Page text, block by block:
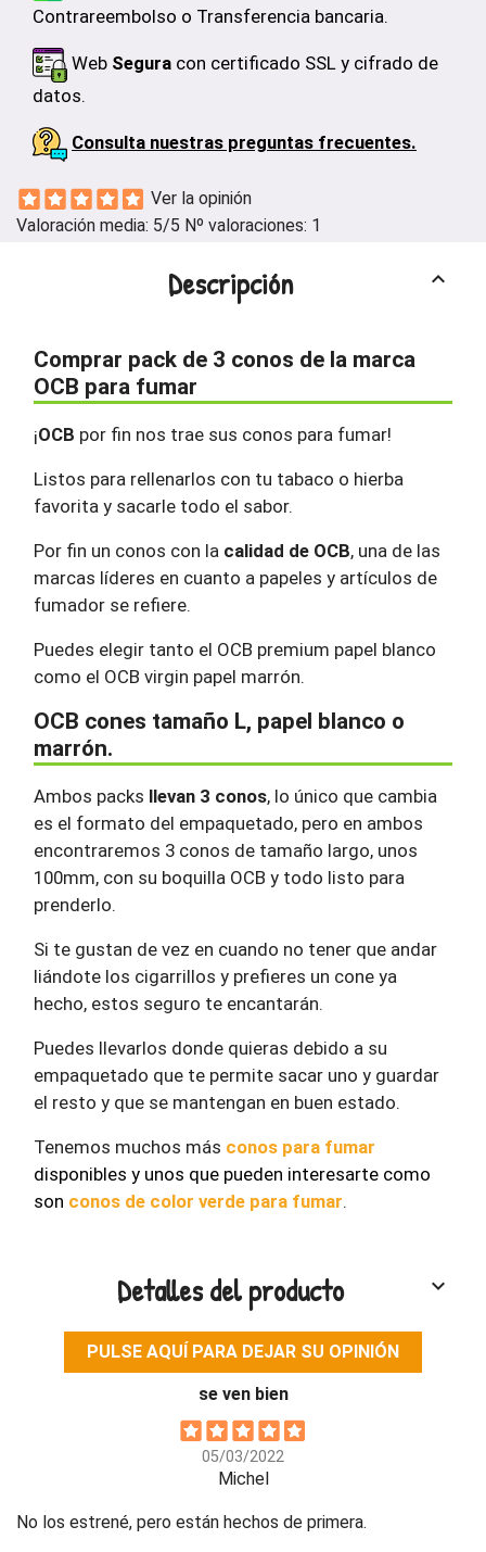
Contrareembolso o Transferencia bancaria.
Web Segura con certificado SSL y cifrado de
datos.
Consulta nuestras preguntas frecuentes.
Ver la opinión
Valoración media: 5/5 Nº valoraciones: 1
Descripción keyboard_arrow_up
Comprar pack de 3 conos de la marca
OCB para fumar
¡OCB por fin nos trae sus conos para fumar!
Listos para rellenarlos con tu tabaco o hierba
favorita y sacarle todo el sabor.
Por fin un conos con la calidad de OCB, una de las
marcas líderes en cuanto a papeles y artículos de
fumador se refiere.
Puedes elegir tanto el OCB premium papel blanco
como el OCB virgin papel marrón.
OCB cones tamaño L, papel blanco o
marrón.
Ambos packs llevan 3 conos, lo único que cambia
es el formato del empaquetado, pero en ambos
encontraremos 3 conos de tamaño largo, unos
100mm, con su boquilla OCB y todo listo para
prenderlo.
Si te gustan de vez en cuando no tener que andar
liándote los cigarrillos y prefieres un cone ya
hecho, estos seguro te encantarán.
Puedes llevarlos donde quieras debido a su
empaquetado que te permite sacar uno y guardar
el resto y que se mantengan en buen estado.
Tenemos muchos más conos para fumar
disponibles y unos que pueden interesarte como
son conos de color verde para fumar.
Detalles del producto keyboard_arrow_down
PULSE AQUÍ PARA DEJAR SU OPINIÓN
se ven bien
05/03/2022
Michel
No los estrené, pero están hechos de primera.